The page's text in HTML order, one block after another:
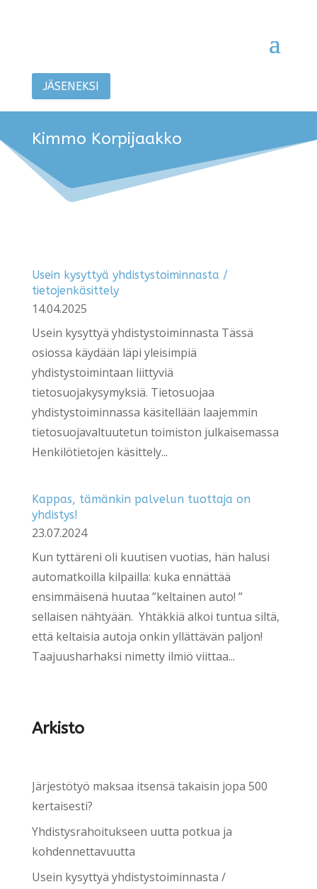
JÄSENEKSI
Kimmo Korpijaakko
Usein kysyttyä yhdistystoiminnasta /
tietojenkäsittely
14.04.2025
Usein kysyttyä yhdistystoiminnasta Tässä
osiossa käydään läpi yleisimpiä
yhdistystoimintaan liittyviä
tietosuojakysymyksiä. Tietosuojaa
yhdistystoiminnassa käsitellään laajemmin
tietosuojavaltuutetun toimiston julkaisemassa
Henkilötietojen käsittely...
Kappas, tämänkin palvelun tuottaja on
yhdistys!
23.07.2024
Kun tyttäreni oli kuutisen vuotias, hän halusi
automatkoilla kilpailla: kuka ennättää
ensimmäisenä huutaa ”keltainen auto! ”
sellaisen nähtyään. Yhtäkkiä alkoi tuntua siltä,
että keltaisia autoja onkin yllättävän paljon!
Taajuusharhaksi nimetty ilmiö viittaa...
Arkisto
Järjestötyö maksaa itsensä takaisin jopa 500
kertaisesti?
Yhdistysrahoitukseen uutta potkua ja
kohdennettavuutta
Usein kysyttyä yhdistystoiminnasta /